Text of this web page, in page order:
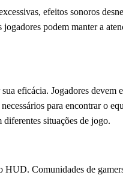
efeitos sonoros
podem manter a
eficácia. Jogadores devem
para encontrar o
situações de jogo.
HUD. Comunidades de